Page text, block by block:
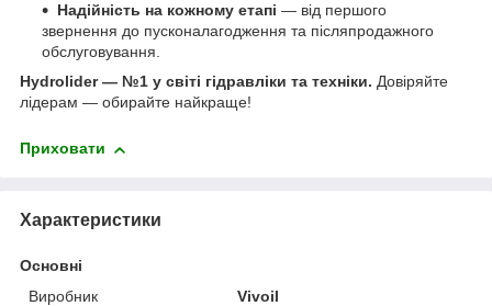
Надійність на кожному етапі — від першого
звернення до пусконалагодження та післяпродажного
обслуговування.
Hydrolider — №1 у світі гідравліки та техніки. Довіряйте
лідерам — обирайте найкраще!
Приховати
Характеристики
Основні
Виробник
Vivoil